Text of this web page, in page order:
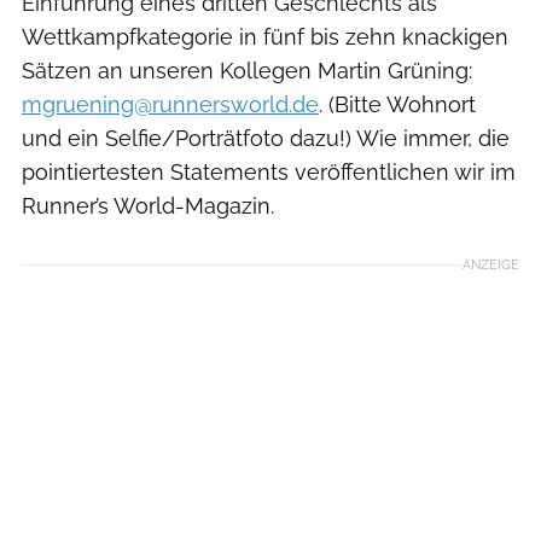
Wettkampfkategorie in fünf bis zehn knackigen
Sätzen an unseren Kollegen Martin Grüning:
mgruening@runnersworld.de. (Bitte Wohnort
und ein Selfie/Porträtfoto dazu!) Wie immer, die
pointiertesten Statements veröffentlichen wir im
Runner’s World-Magazin.
ANZEIGE